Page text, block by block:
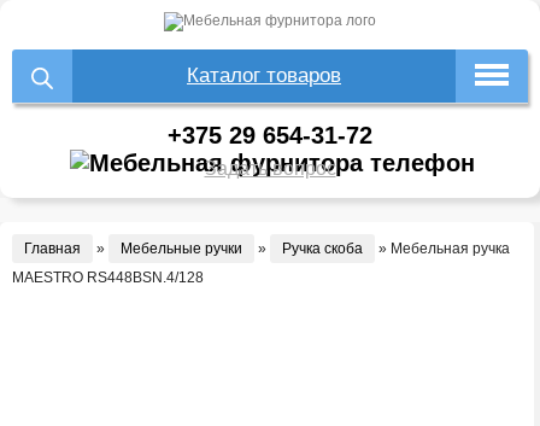
Каталог товаров
+375 29 654-31-72
Задать вопрос
Главная » Мебельные ручки » Ручка скоба » Мебельная ручка
MAESTRO RS448BSN.4/128